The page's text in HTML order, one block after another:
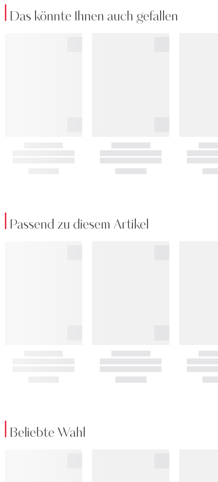
Das könnte Ihnen auch gefallen
Passend zu diesem Artikel
Beliebte Wahl